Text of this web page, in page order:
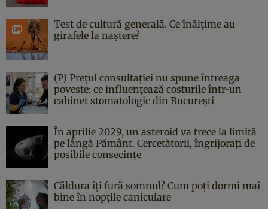
Test de cultură generală. Ce înălțime au
girafele la naștere?
(P) Prețul consultației nu spune întreaga
poveste: ce influențează costurile într-un
cabinet stomatologic din București
În aprilie 2029, un asteroid va trece la limită
pe lângă Pământ. Cercetătorii, îngrijorați de
posibile consecințe
Căldura îți fură somnul? Cum poți dormi mai
bine în nopțile caniculare